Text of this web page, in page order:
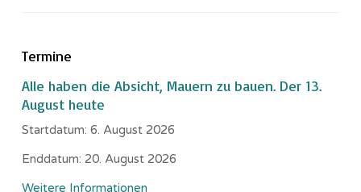
Termine
Alle haben die Absicht, Mauern zu bauen. Der 13.
August heute
Startdatum: 6. August 2026
Enddatum: 20. August 2026
Weitere Informationen